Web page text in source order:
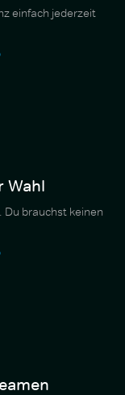
einfach jederzeit
Wahl
Du brauchst keinen